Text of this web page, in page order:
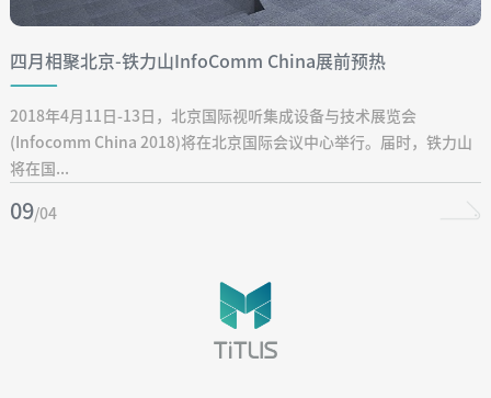
四月相聚北京-铁力山InfoComm China展前预热
2018年4月11日-13日，北京国际视听集成设备与技术展览会
(Infocomm China 2018)将在北京国际会议中心举行。届时，铁力山
将在国...
09/04